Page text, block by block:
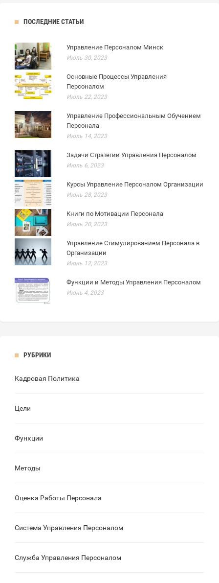
ПОСЛЕДНИЕ СТАТЬИ
Управление Персоналом Минск
Июль 30, 2023
Основные Процессы Управления
Персоналом
Июль 22, 2023
Управление Профессиональным Обучением
Персонала
Июль 14, 2023
Задачи Стратегии Управления Персоналом
Июль 6, 2023
Курсы Управление Персоналом Организации
Июнь 28, 2023
Книги по Мотивации Персонала
Июнь 20, 2023
Управление Стимулированием Персонала в
Организации
Июнь 12, 2023
Функции и Методы Управления Персоналом
Июнь 4, 2023
РУБРИКИ
Кадровая Политика
Цели
Функции
Методы
Оценка Работы Персонала
Система Управления Персоналом
Служба Управления Персоналом